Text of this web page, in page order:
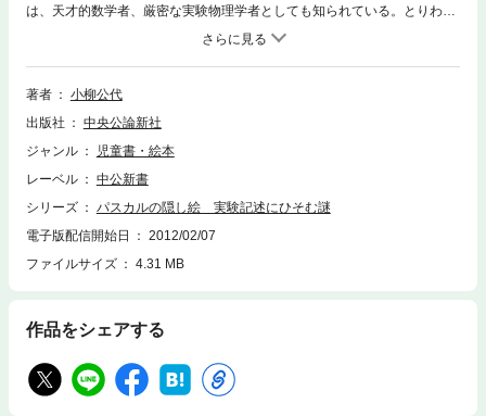
は、天才的数学者、厳密な実験物理学者としても知られている。とりわけ
十七世紀までヨーロッパ自然学の大前提であった〈真空不可能〉説を打ち
破る大実験を行い、揺るぎない理論を提出したことで名高い。しかしそこ
には、謎めいた印象が否めない。パスカルは本当に実験したのか。彼の物
理論文には、『パンセ』と同じ文学作品としての仕掛けを読み取るべきで
著者
小柳公代
出版社
中央公論新社
ジャンル
児童書・絵本
レーベル
中公新書
シリーズ
パスカルの隠し絵 実験記述にひそむ謎
電子版配信開始日
2012/02/07
ファイルサイズ
4.31 MB
作品をシェアする